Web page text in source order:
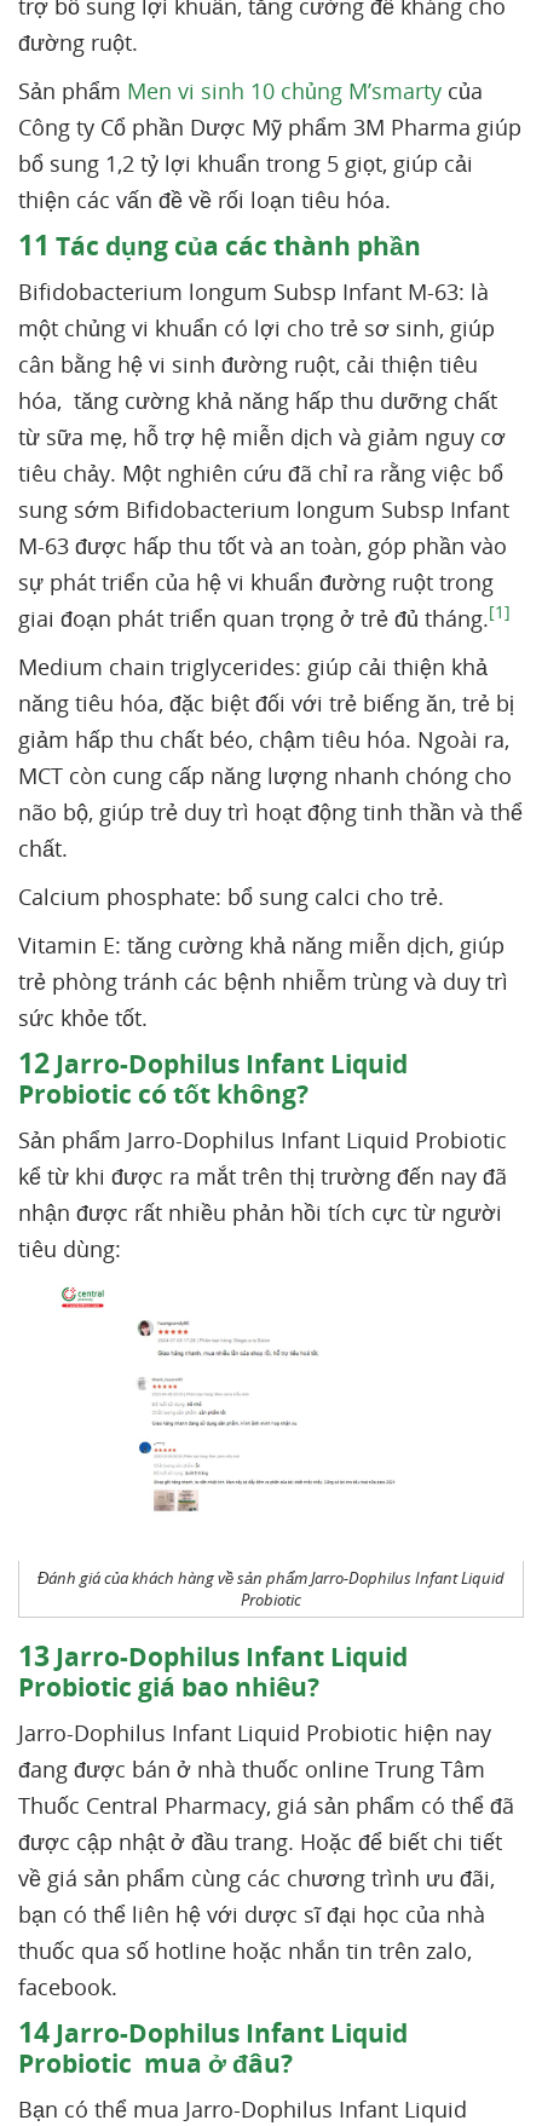
đường ruột.
Sản phẩm Men vi sinh 10 chủng M’smarty của
Công ty Cổ phần Dược Mỹ phẩm 3M Pharma giúp
bổ sung 1,2 tỷ lợi khuẩn trong 5 giọt, giúp cải
thiện các vấn đề về rối loạn tiêu hóa.
11 Tác dụng của các thành phần
Bifidobacterium longum Subsp Infant M-63: là
một chủng vi khuẩn có lợi cho trẻ sơ sinh, giúp
cân bằng hệ vi sinh đường ruột, cải thiện tiêu
hóa, tăng cường khả năng hấp thu dưỡng chất
từ sữa mẹ, hỗ trợ hệ miễn dịch và giảm nguy cơ
tiêu chảy. Một nghiên cứu đã chỉ ra rằng việc bổ
sung sớm Bifidobacterium longum Subsp Infant
M-63 được hấp thu tốt và an toàn, góp phần vào
sự phát triển của hệ vi khuẩn đường ruột trong
giai đoạn phát triển quan trọng ở trẻ đủ tháng.[1]
Medium chain triglycerides: giúp cải thiện khả
năng tiêu hóa, đặc biệt đối với trẻ biếng ăn, trẻ bị
giảm hấp thu chất béo, chậm tiêu hóa. Ngoài ra,
MCT còn cung cấp năng lượng nhanh chóng cho
não bộ, giúp trẻ duy trì hoạt động tinh thần và thể
chất.
Calcium phosphate: bổ sung calci cho trẻ.
Vitamin E: tăng cường khả năng miễn dịch, giúp
trẻ phòng tránh các bệnh nhiễm trùng và duy trì
sức khỏe tốt.
12 Jarro-Dophilus Infant Liquid
Probiotic có tốt không?
Sản phẩm Jarro-Dophilus Infant Liquid Probiotic
kể từ khi được ra mắt trên thị trường đến nay đã
nhận được rất nhiều phản hồi tích cực từ người
tiêu dùng:
Đánh giá của khách hàng về sản phẩm Jarro-Dophilus Infant Liquid
Probiotic
13 Jarro-Dophilus Infant Liquid
Probiotic giá bao nhiêu?
Jarro-Dophilus Infant Liquid Probiotic hiện nay
đang được bán ở nhà thuốc online Trung Tâm
Thuốc Central Pharmacy, giá sản phẩm có thể đã
được cập nhật ở đầu trang. Hoặc để biết chi tiết
về giá sản phẩm cùng các chương trình ưu đãi,
bạn có thể liên hệ với dược sĩ đại học của nhà
thuốc qua số hotline hoặc nhắn tin trên zalo,
facebook.
14 Jarro-Dophilus Infant Liquid
Probiotic mua ở đâu?
Bạn có thể mua Jarro-Dophilus Infant Liquid